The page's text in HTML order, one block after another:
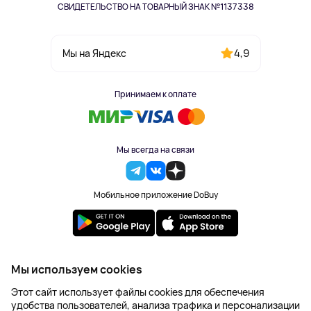
СВИДЕТЕЛЬСТВО НА ТОВАРНЫЙ ЗНАК №1137338
Мы на Яндекс 4,9
Принимаем к оплате
Мы всегда на связи
Мобильное приложение DoBuy
2023-2026 © DoBuy. Все права защищены
Правила обработки персональных данных
Пользовательское соглашение
Оферта
Мы используем cookies
Этот сайт использует файлы cookies для обеспечения
удобства пользователей, анализа трафика и персонализации